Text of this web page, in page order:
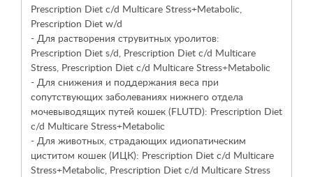
Prescription Diet c/d Multicare Stress+Metabolic,
Prescription Diet w/d
- Для растворения струвитных уролитов:
Prescription Diet s/d, Prescription Diet c/d Multicare
Stress, Prescription Diet c/d Multicare Stress+Metabolic
- Для снижения и поддержания веса при
сопутствующих заболеваниях нижнего отдела
мочевыводящих путей кошек (FLUTD): Prescription Diet
c/d Multicare Stress+Metabolic
- Для животных, страдающих идиопатическим
циститом кошек (ИЦК): Prescription Diet c/d Multicare
Stress+Metabolic, Prescription Diet c/d Multicare Stress